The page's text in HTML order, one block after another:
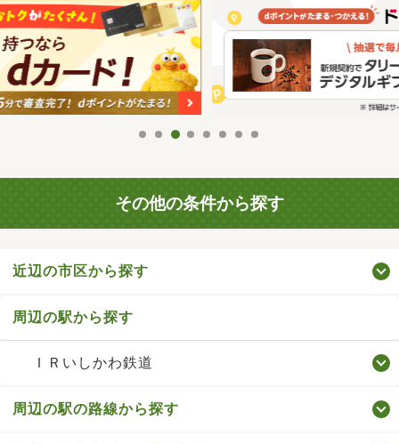
その他の条件から探す
近辺の市区から探す
周辺の駅から探す
ＩＲいしかわ鉄道
周辺の駅の路線から探す